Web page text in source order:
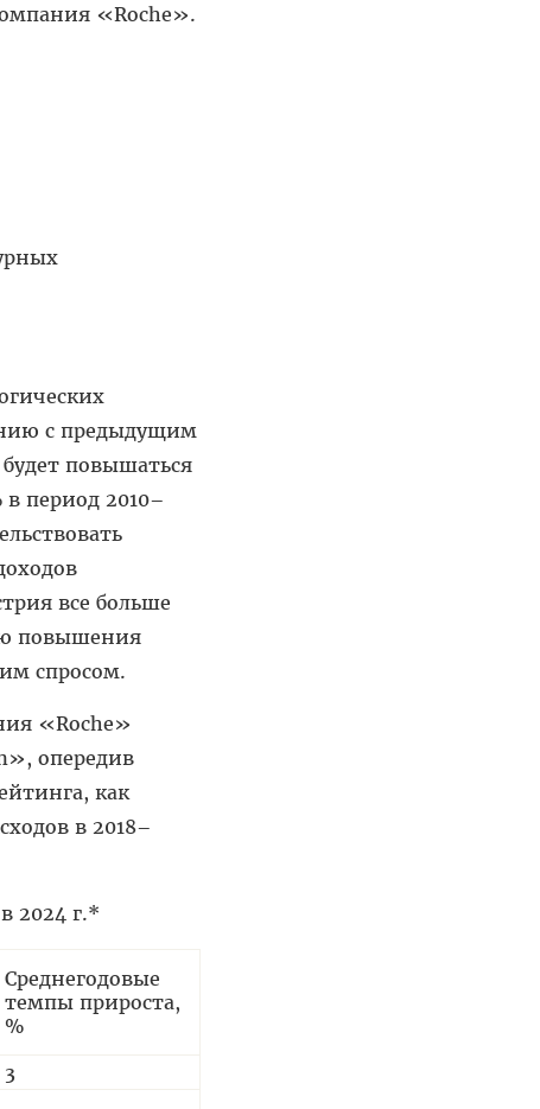
«Roche».
с предыдущим
повышаться
период 2010–
все больше
повышения
спросом.
«Roche»
опередив
как
в 2018–
2024 г.*
Среднегодовые
темпы прирос­та,
%
3